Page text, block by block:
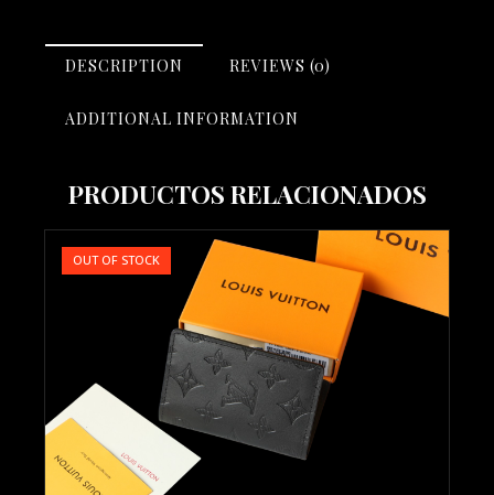
DESCRIPTION REVIEWS (0)
ADDITIONAL INFORMATION
PRODUCTOS RELACIONADOS
OUT OF STOCK